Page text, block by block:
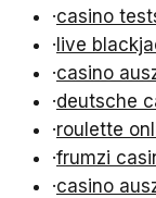
·casino
·live
·casino
·deutsche
·roulette
·frumzi
·casino